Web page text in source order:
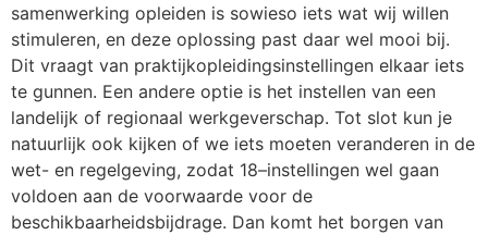
samenwerking opleiden is sowieso iets wat wij willen
stimuleren, en deze oplossing past daar wel mooi bij.
Dit vraagt van praktijkopleidingsinstellingen elkaar iets
te gunnen. Een andere optie is het instellen van een
landelijk of regionaal werkgeverschap. Tot slot kun je
natuurlijk ook kijken of we iets moeten veranderen in de
wet- en regelgeving, zodat 18–instellingen wel gaan
voldoen aan de voorwaarde voor de
beschikbaarheidsbijdrage. Dan komt het borgen van